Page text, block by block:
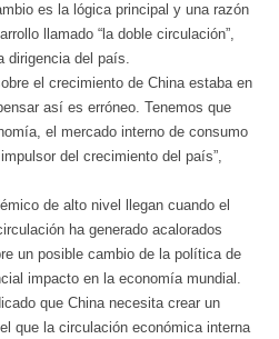
es la lógica principal y una razón
llamado “la doble circulación”,
dirigencia del país.
el crecimiento de China estaba en
así es erróneo. Tenemos que
el mercado interno de consumo
del crecimiento del país”,
de alto nivel llegan cuando el
ha generado acalorados
un posible cambio de la política de
impacto en la economía mundial.
que China necesita crear un
que la circulación económica interna